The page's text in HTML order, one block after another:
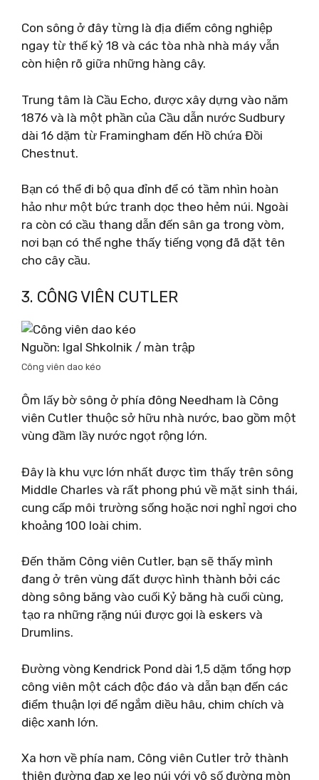
Con sông ở đây từng là địa điểm công nghiệp
ngay từ thế kỷ 18 và các tòa nhà nhà máy vẫn
còn hiện rõ giữa những hàng cây.
Trung tâm là Cầu Echo, được xây dựng vào năm
1876 và là một phần của Cầu dẫn nước Sudbury
dài 16 dặm từ Framingham đến Hồ chứa Đồi
Chestnut.
Bạn có thể đi bộ qua đỉnh để có tầm nhìn hoàn
hảo như một bức tranh dọc theo hẻm núi. Ngoài
ra còn có cầu thang dẫn đến sân ga trong vòm,
nơi bạn có thể nghe thấy tiếng vọng đã đặt tên
cho cây cầu.
3. CÔNG VIÊN CUTLER
Nguồn: Igal Shkolnik / màn trập
Công viên dao kéo
Ôm lấy bờ sông ở phía đông Needham là Công
viên Cutler thuộc sở hữu nhà nước, bao gồm một
vùng đầm lầy nước ngọt rộng lớn.
Đây là khu vực lớn nhất được tìm thấy trên sông
Middle Charles và rất phong phú về mặt sinh thái,
cung cấp môi trường sống hoặc nơi nghỉ ngơi cho
khoảng 100 loài chim.
Đến thăm Công viên Cutler, bạn sẽ thấy mình
đang ở trên vùng đất được hình thành bởi các
dòng sông băng vào cuối Kỷ băng hà cuối cùng,
tạo ra những rặng núi được gọi là eskers và
Drumlins.
Đường vòng Kendrick Pond dài 1,5 dặm tổng hợp
công viên một cách độc đáo và dẫn bạn đến các
điểm thuận lợi để ngắm diều hâu, chim chích và
diệc xanh lớn.
Xa hơn về phía nam, Công viên Cutler trở thành
thiên đường đạp xe leo núi với vô số đường mòn